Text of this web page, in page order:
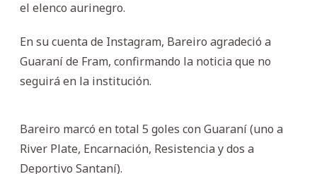
el elenco aurinegro.
En su cuenta de Instagram, Bareiro agradeció a
Guaraní de Fram, confirmando la noticia que no
seguirá en la institución.
Bareiro marcó en total 5 goles con Guaraní (uno a
River Plate, Encarnación, Resistencia y dos a
Deportivo Santaní).